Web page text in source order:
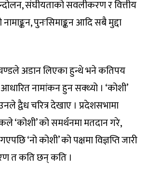
संघीयताको सवलीकरण र वित्तीय
पुनःसिमाङ्कन आदि सबै मुद्दा
अडान लिएका हुन्थे भने कतिपय
नामांकन हुन सक्थ्यो । ‘कोशी’
द्वैध चरित्र देखाए । प्रदेशसभामा
‘कोशी’ को समर्थनमा मतदान गरे,
‘नो कोशी’ को पक्षमा विज्ञप्ति जारी
त कति छन् कति ।